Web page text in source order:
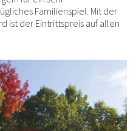
Familienspiel. Mit der
ist der Eintrittspreis auf allen